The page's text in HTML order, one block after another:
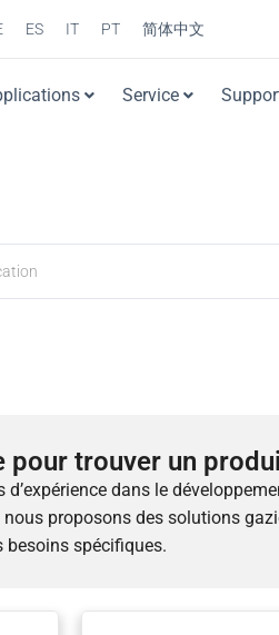
ES IT PT 简体中文
Service
pour trouver un
d’expérience dans le
nous proposons des solutions
besoins spécifiques.